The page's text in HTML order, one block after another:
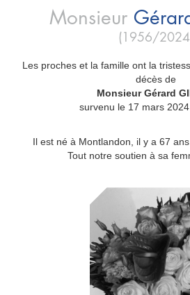
Monsieur
(1956/
Les proches et la famille ont la
décès de
Monsieur Gérard
survenu le 17 mars 2024
Il est né à Montlandon, il y a 67
Tout notre soutien à sa